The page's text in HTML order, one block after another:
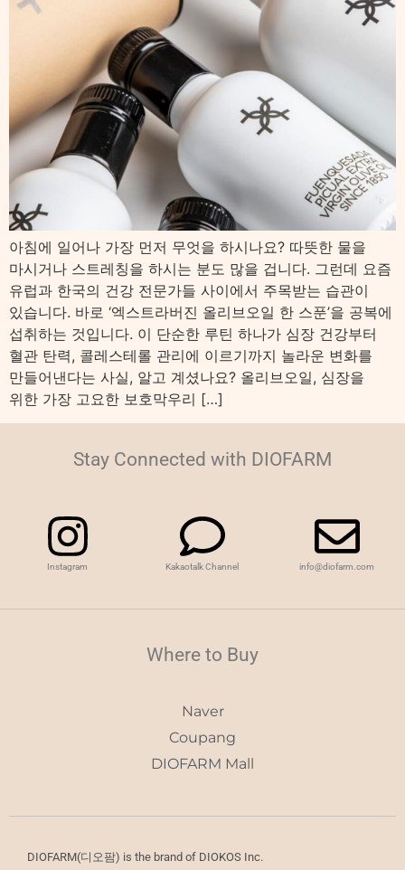
아침에 일어나 가장 먼저 무엇을 하시나요? 따뜻한 물을
마시거나 스트레칭을 하시는 분도 많을 겁니다. 그런데 요즘
유럽과 한국의 건강 전문가들 사이에서 주목받는 습관이
있습니다. 바로 ‘엑스트라버진 올리브오일 한 스푼’을 공복에
섭취하는 것입니다. 이 단순한 루틴 하나가 심장 건강부터
혈관 탄력, 콜레스테롤 관리에 이르기까지 놀라운 변화를
만들어낸다는 사실, 알고 계셨나요? 올리브오일, 심장을
위한 가장 고요한 보호막우리 […]
Stay Connected with DIOFARM
Instagram Kakaotalk Channel info@diofarm.com
Where to Buy
Naver
Coupang
DIOFARM Mall
DIOFARM(디오팜) is the brand of DIOKOS Inc.